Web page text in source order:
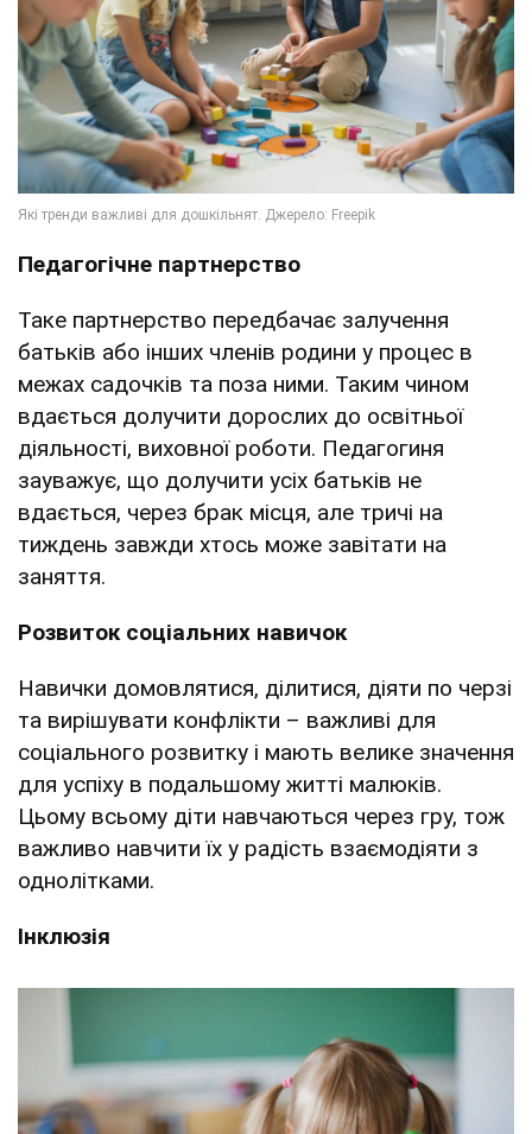
Педагогічне партнерство
Таке партнерство передбачає залучення
батьків або інших членів родини у процес в
межах садочків та поза ними. Таким чином
вдається долучити дорослих до освітньої
діяльності, виховної роботи. Педагогиня
зауважує, що долучити усіх батьків не
вдається, через брак місця, але тричі на
тиждень завжди хтось може завітати на
заняття.
Розвиток соціальних навичок
Навички домовлятися, ділитися, діяти по черзі
та вирішувати конфлікти – важливі для
соціального розвитку і мають велике значення
для успіху в подальшому житті малюків.
Цьому всьому діти навчаються через гру, тож
важливо навчити їх у радість взаємодіяти з
однолітками.
Інклюзія